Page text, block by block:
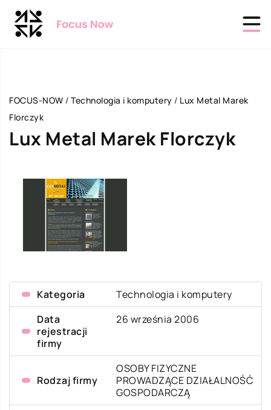
FOCUS-NOW / Technologia i komputery / Lux Metal Marek
Florczyk
Lux Metal Marek Florczyk
Kategoria
Technologia i komputery
Data
rejestracji
firmy
26 września 2006
Rodzaj firmy
OSOBY FIZYCZNE
PROWADZĄCE DZIAŁALNOŚĆ
GOSPODARCZĄ